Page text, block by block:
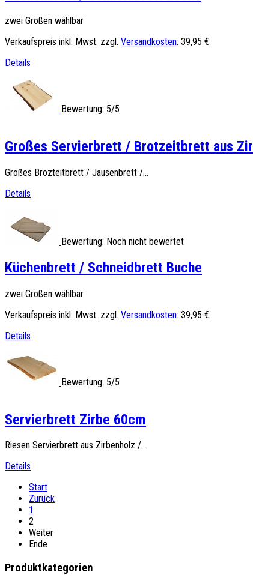
zwei Größen wählbar
Verkaufspreis inkl. Mwst. zzgl. Versandkosten: 39,95 €
Details
Bewertung: 5/5
Großes Servierbrett / Brotzeitbrett aus
Großes Brozteitbrett / Jausenbrett /...
Details
Bewertung: Noch nicht bewertet
Küchenbrett / Schneidbrett Buche
zwei Größen wählbar
Verkaufspreis inkl. Mwst. zzgl. Versandkosten: 39,95 €
Details
Bewertung: 5/5
Servierbrett Zirbe 60cm
Riesen Servierbrett aus Zirbenholz /...
Details
Start
Zurück
1
2
Weiter
Ende
Produktkategorien